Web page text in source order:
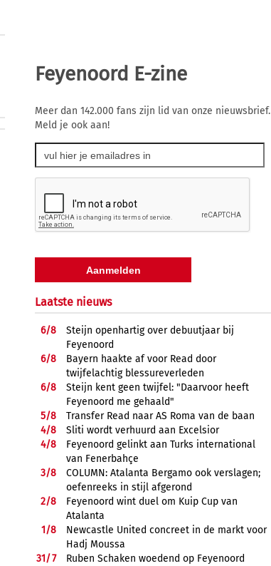
Feyenoord E-zine
Meer dan 142.000 fans zijn lid van onze nieuwsbrief.
Meld je ook aan!
Laatste nieuws
6/8
Steijn openhartig over debuutjaar bij
Feyenoord
6/8
Bayern haakte af voor Read door
twijfelachtig blessureverleden
6/8
Steijn kent geen twijfel: "Daarvoor heeft
Feyenoord me gehaald"
5/8
Transfer Read naar AS Roma van de baan
4/8
Sliti wordt verhuurd aan Excelsior
4/8
Feyenoord gelinkt aan Turks international
van Fenerbahçe
3/8
COLUMN: Atalanta Bergamo ook verslagen;
oefenreeks in stijl afgerond
2/8
Feyenoord wint duel om Kuip Cup van
Atalanta
1/8
Newcastle United concreet in de markt voor
Hadj Moussa
31/7
Ruben Schaken woedend op Feyenoord